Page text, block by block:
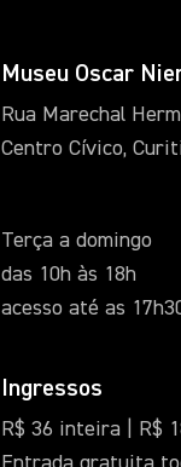
Museu Oscar
Rua Marechal
Centro Cívico,
Terça a domingo
das 10h às 18h
acesso até as
Ingressos
R$ 36 inteira | R$